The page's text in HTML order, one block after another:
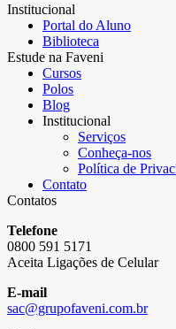
Institucional
Portal do Aluno
Biblioteca
Estude na Faveni
Cursos
Polos
Blog
Institucional
Serviços
Conheça-nos
Política de
Contato
Contatos
Telefone
0800 591 5171
Aceita Ligações de Celular
E-mail
sac@grupofaveni.com.br